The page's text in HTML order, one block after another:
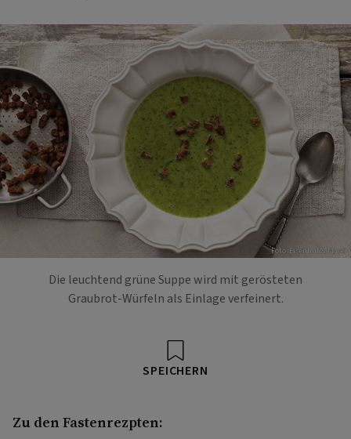
Foto: Eisenhut & Mayer
Die leuchtend grüne Suppe wird mit gerösteten
Graubrot-Würfeln als Einlage verfeinert.
SPEICHERN
Zu den Fastenrezpten: